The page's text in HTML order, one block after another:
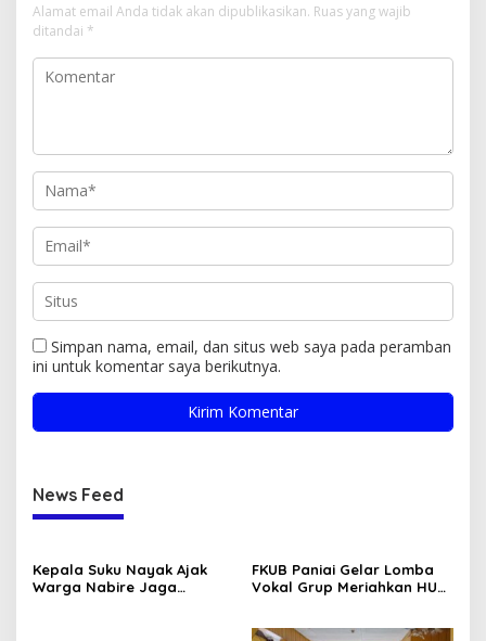
Alamat email Anda tidak akan dipublikasikan. Ruas yang wajib
ditandai *
Simpan nama, email, dan situs web saya pada peramban
ini untuk komentar saya berikutnya.
News Feed
Kepala Suku Nayak Ajak
Warga Nabire Jaga
FKUB Paniai Gelar Lomba
Vokal Grup Meriahkan HUT